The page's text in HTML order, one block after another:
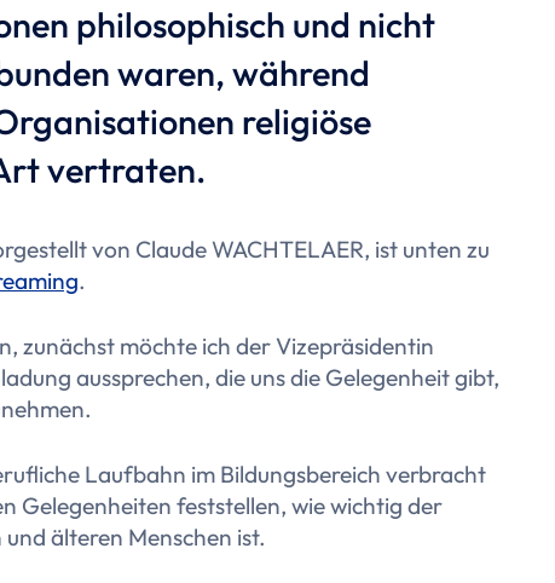
philosophisch und nicht
waren, während
religiöse
vertraten.
von Claude WACHTELAER, ist unten zu
.
zunächst möchte ich der Vizepräsidentin
aussprechen, die uns die Gelegenheit gibt,
Laufbahn im Bildungsbereich verbracht
Gelegenheiten feststellen, wie wichtig der
älteren Menschen ist.